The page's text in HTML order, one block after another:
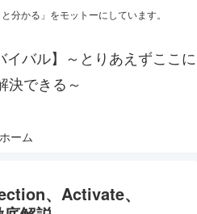
分かる」をモットーにしています。
バル】～とりあえずここに
決できる～
ホーム
、Activate、